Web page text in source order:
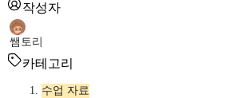
작성자
쌤토리
카테고리
수업 자료